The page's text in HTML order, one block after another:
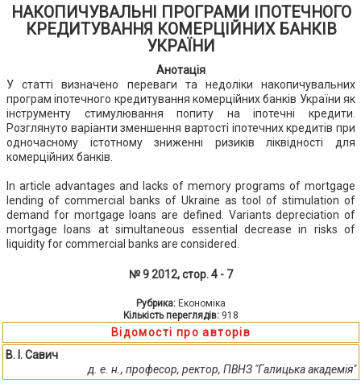
НАКОПИЧУВАЛЬНІ ПРОГРАМИ ІПОТЕЧНОГО
КРЕДИТУВАННЯ КОМЕРЦІЙНИХ БАНКІВ
УКРАЇНИ
Анотація
У статті визначено переваги та недоліки накопичувальних
програм іпотечного кредитування комерційних банків України як
інструменту стимулювання попиту на іпотечні кредити.
Розглянуто варіанти зменшення вартості іпотечних кредитів при
одночасному істотному зниженні ризиків ліквідності для
комерційних банків.
In article advantages and lacks of memory programs of mortgage
lending of commercial banks of Ukraine as tool of stimulation of
demand for mortgage loans are defined. Variants depreciation of
mortgage loans at simultaneous essential decrease in risks of
liquidity for commercial banks are considered.
№ 9 2012, стор. 4 - 7
Рубрика: Економіка
Кількість переглядів: 918
Відомості про авторів
В. І. Савич
д. е. н., професор, ректор, ПВНЗ "Галицька академія"